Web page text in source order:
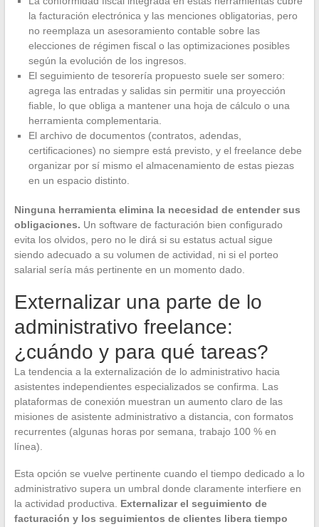
la facturación electrónica y las menciones obligatorias, pero
no reemplaza un asesoramiento contable sobre las
elecciones de régimen fiscal o las optimizaciones posibles
según la evolución de los ingresos.
El seguimiento de tesorería propuesto suele ser somero:
agrega las entradas y salidas sin permitir una proyección
fiable, lo que obliga a mantener una hoja de cálculo o una
herramienta complementaria.
El archivo de documentos (contratos, adendas,
certificaciones) no siempre está previsto, y el freelance debe
organizar por sí mismo el almacenamiento de estas piezas
en un espacio distinto.
Ninguna herramienta elimina la necesidad de entender sus
obligaciones. Un software de facturación bien configurado
evita los olvidos, pero no le dirá si su estatus actual sigue
siendo adecuado a su volumen de actividad, ni si el porteo
salarial sería más pertinente en un momento dado.
Externalizar una parte de lo
administrativo freelance:
¿cuándo y para qué tareas?
La tendencia a la externalización de lo administrativo hacia
asistentes independientes especializados se confirma. Las
plataformas de conexión muestran un aumento claro de las
misiones de asistente administrativo a distancia, con formatos
recurrentes (algunas horas por semana, trabajo 100 % en
línea).
Esta opción se vuelve pertinente cuando el tiempo dedicado a lo
administrativo supera un umbral donde claramente interfiere en
la actividad productiva. Externalizar el seguimiento de
facturación y los seguimientos de clientes libera tiempo